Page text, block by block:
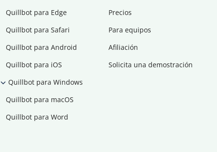
Quillbot para Edge
Quillbot para Safari
Quillbot para Android
Quillbot para iOS
Quillbot para Windows
Quillbot para macOS
Quillbot para Word
Precios
Para equipos
Afiliación
Solicita una demostración